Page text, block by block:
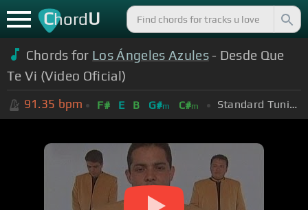
ChordU
Chords for Los Ángeles Azules- Desde Que
Te Vi (Video Oficial)
91.35 bpm F# E B G#m C#m Standard Tuning (EADGBE)